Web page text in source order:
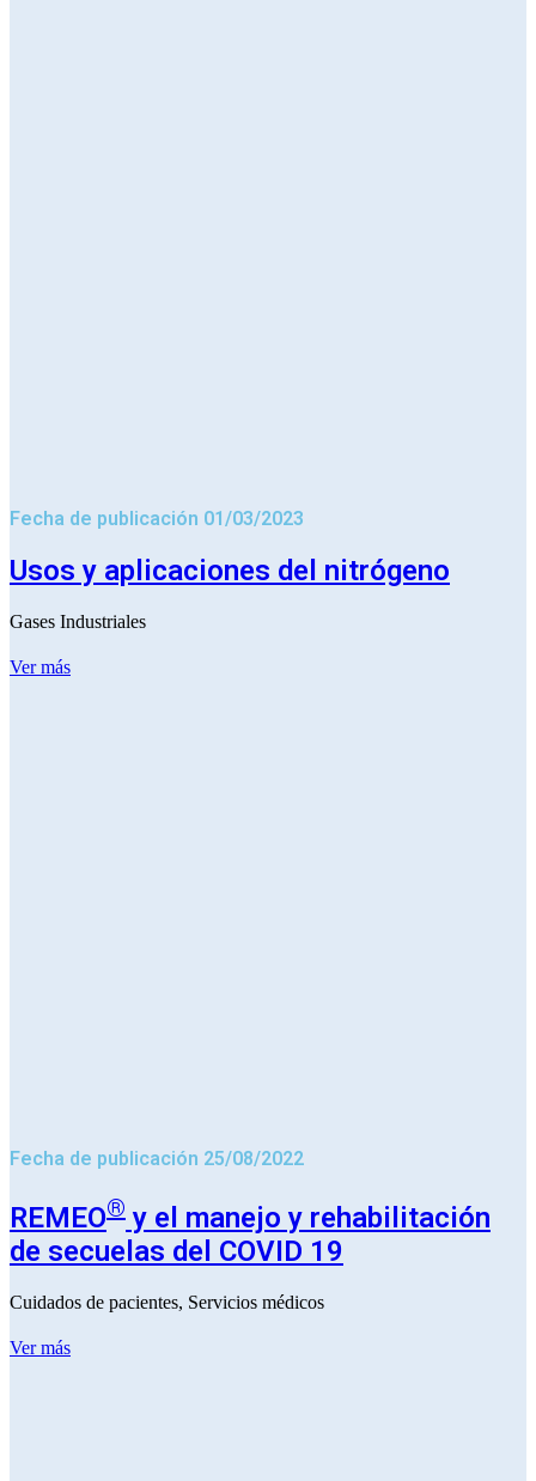
Fecha de publicación 01/03/2023
Usos y aplicaciones del nitrógeno
Gases Industriales
Ver más
Fecha de publicación 25/08/2022
REMEO® y el manejo y rehabilitación
de secuelas del COVID 19
Cuidados de pacientes, Servicios médicos
Ver más